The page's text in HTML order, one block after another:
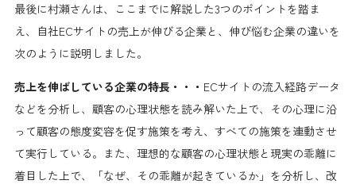
最後に村瀬さんは、ここまでに解説した3つのポイントを踏ま
え、自社ECサイトの売上が伸びる企業と、伸び悩む企業の違いを
次のように説明しました。
売上を伸ばしている企業の特長・・・ ECサイトの流入経路データ
などを分析し、顧客の心理状態を読み解いた上で、その心理に沿
って顧客の態度変容を促す施策を考え、すべての施策を連動させ
て実行している。また、理想的な顧客の心理状態と現実の乖離に
着目した上で、「なぜ、その乖離が起きているか」を分析し、改